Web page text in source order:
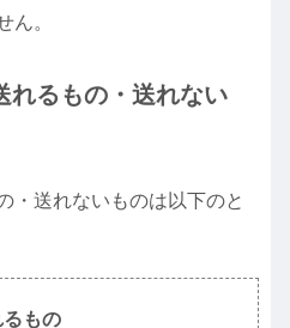
ん。
れるもの・送れない
・送れないものは以下のと
もの